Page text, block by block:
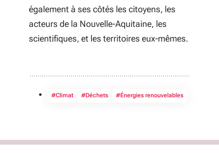
également à ses côtés les citoyens, les
acteurs de la Nouvelle-Aquitaine, les
scientifiques, et les territoires eux-mêmes.
#Climat #Déchets #Énergies renouvelables